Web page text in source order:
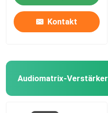
Kontakt
Audiomatrix-Verstärker